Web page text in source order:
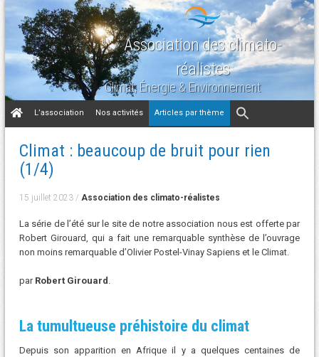
Association des climato-
réalistes
Climat, Énergie & Environnement
Aller
au
L’association Nos activités Articles par thème
Climat : beaucoup de bruit pour rien
(1/4)
15 juillet 2023/ Association des climato-réalistes
La série de l’été sur le site de notre association nous est offerte par
Robert Girouard, qui a fait une remarquable synthèse de l’ouvrage
non moins remarquable d’Olivier Postel-Vinay Sapiens et le Climat.
par Robert Girouard
La tumultueuse préhistoire du climat
Depuis son apparition en Afrique il y a quelques centaines de